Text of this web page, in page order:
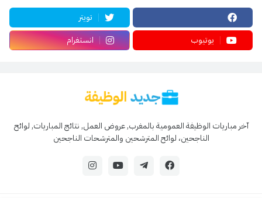
تويتر
يوتيوب
انستغرام
آخر مباريات الوظيفة العمومية بالمغرب, عروض العمل, نتائج المباريات, لوائح
الناجحين، لوائح المترشحين والمترشحات الناجحين